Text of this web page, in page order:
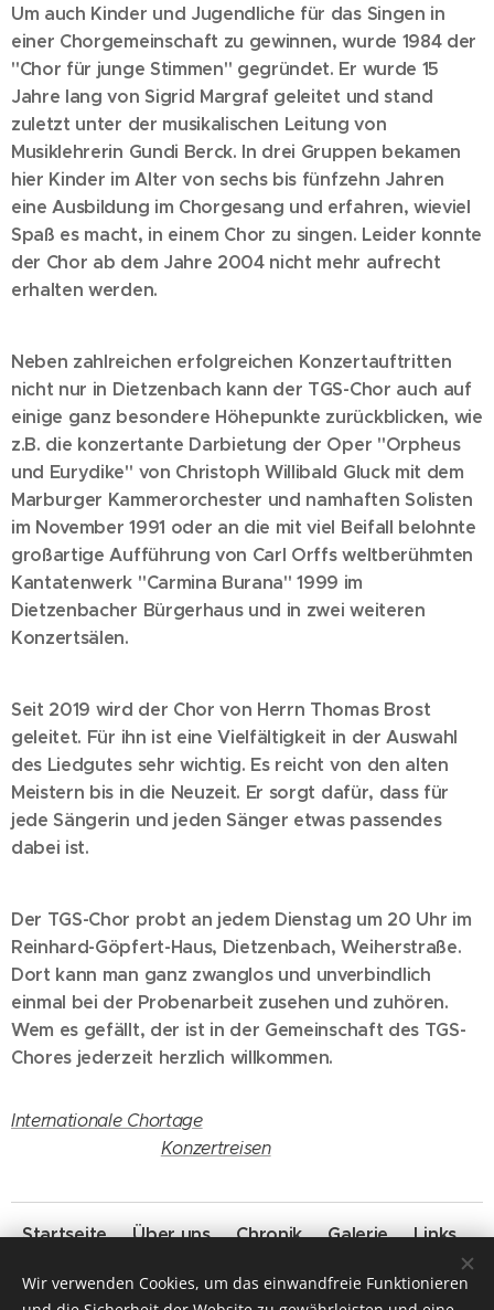
Um auch Kinder und Jugendliche für das Singen in
einer Chorgemeinschaft zu gewinnen, wurde 1984 der
"Chor für junge Stimmen" gegründet. Er wurde 15
Jahre lang von Sigrid Margraf geleitet und stand
zuletzt unter der musikalischen Leitung von
Musiklehrerin Gundi Berck. In drei Gruppen bekamen
hier Kinder im Alter von sechs bis fünfzehn Jahren
eine Ausbildung im Chorgesang und erfahren, wieviel
Spaß es macht, in einem Chor zu singen. Leider konnte
der Chor ab dem Jahre 2004 nicht mehr aufrecht
erhalten werden.
Neben zahlreichen erfolgreichen Konzertauftritten
nicht nur in Dietzenbach kann der TGS-Chor auch auf
einige ganz besondere Höhepunkte zurückblicken, wie
z.B. die konzertante Darbietung der Oper "Orpheus
und Eurydike" von Christoph Willibald Gluck mit dem
Marburger Kammerorchester und namhaften Solisten
im November 1991 oder an die mit viel Beifall belohnte
großartige Aufführung von Carl Orffs weltberühmten
Kantatenwerk "Carmina Burana"1999 im
Dietzenbacher Bürgerhaus und in zwei weiteren
Konzertsälen.
Seit 2019 wird der Chor von Herrn Thomas Brost
geleitet. Für ihn ist eine Vielfältigkeit in der Auswahl
des Liedgutes sehr wichtig. Es reicht von den alten
Meistern bis in die Neuzeit. Er sorgt dafür, dass für
jede Sängerin und jeden Sänger etwas passendes
dabei ist.
Der TGS-Chor probt an jedem Dienstag um 20 Uhr im
Reinhard-Göpfert-Haus, Dietzenbach, Weiherstraße.
Dort kann man ganz zwanglos und unverbindlich
einmal bei der Probenarbeit zusehen und zuhören.
Wem es gefällt, der ist in der Gemeinschaft des TGS-
Chores jederzeit herzlich willkommen.
Internationale Chortage
Konzertreisen
Startseite Über uns Chronik Galerie
Links
Wir verwenden Cookies, um das einwandfreie Funktionieren